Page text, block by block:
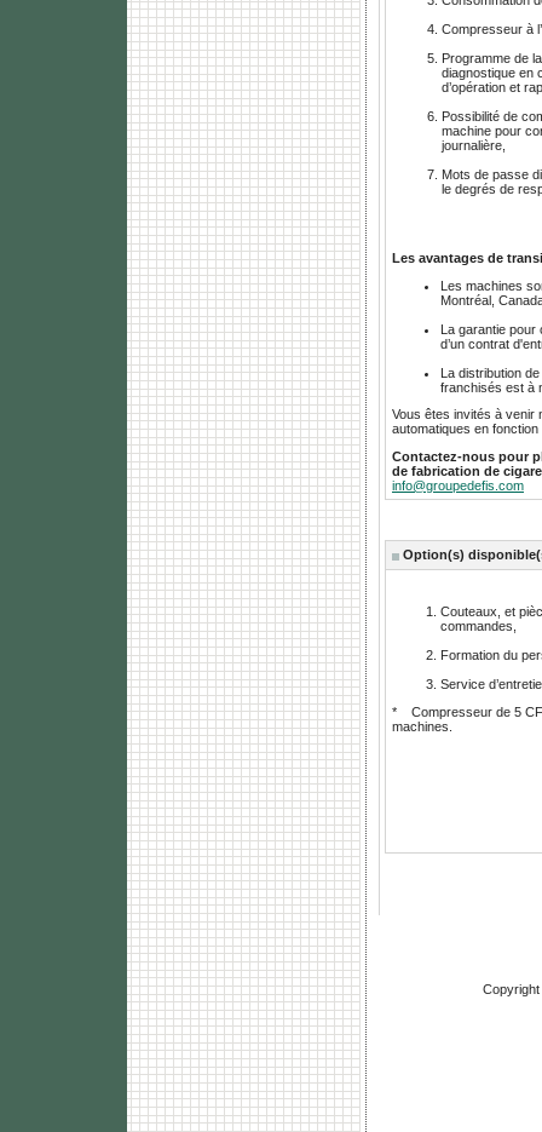
Compresseur à
Programme de
diagnostique en
d’opération et
Possibilité de
machine pour
journalière,
Mots de passe
le degrés de
Les avantages de
Les machines
Montréal,
La garantie pour
d’un contrat
La distribution
franchisés est à
Vous êtes invités à venir
automatiques en
Contactez-nous pour
de fabrication de
info@groupedefis.com
Option(s)
Couteaux, et
commandes,
Formation du
Service
* Compresseur de 5
machines.